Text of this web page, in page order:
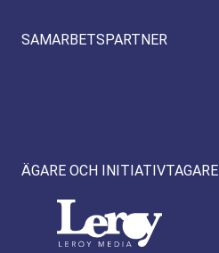
SAMARBETSPARTNER
ÄGARE OCH INITIATIVTAGARE